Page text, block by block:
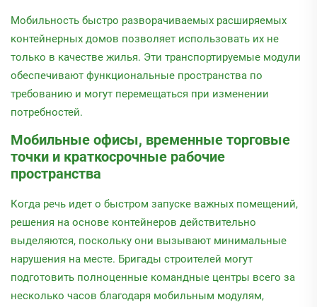
Мобильность быстро разворачиваемых расширяемых
контейнерных домов позволяет использовать их не
только в качестве жилья. Эти транспортируемые модули
обеспечивают функциональные пространства по
требованию и могут перемещаться при изменении
потребностей.
Мобильные офисы, временные торговые
точки и краткосрочные рабочие
пространства
Когда речь идет о быстром запуске важных помещений,
решения на основе контейнеров действительно
выделяются, поскольку они вызывают минимальные
нарушения на месте. Бригады строителей могут
подготовить полноценные командные центры всего за
несколько часов благодаря мобильным модулям,